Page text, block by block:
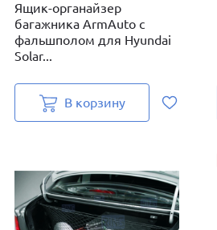
Ящик-органайзер
багажника ArmAuto с
фальшполом для Hyundai
Solar...
В корзину